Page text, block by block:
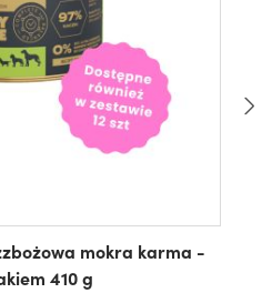
mokra karma -
410 g